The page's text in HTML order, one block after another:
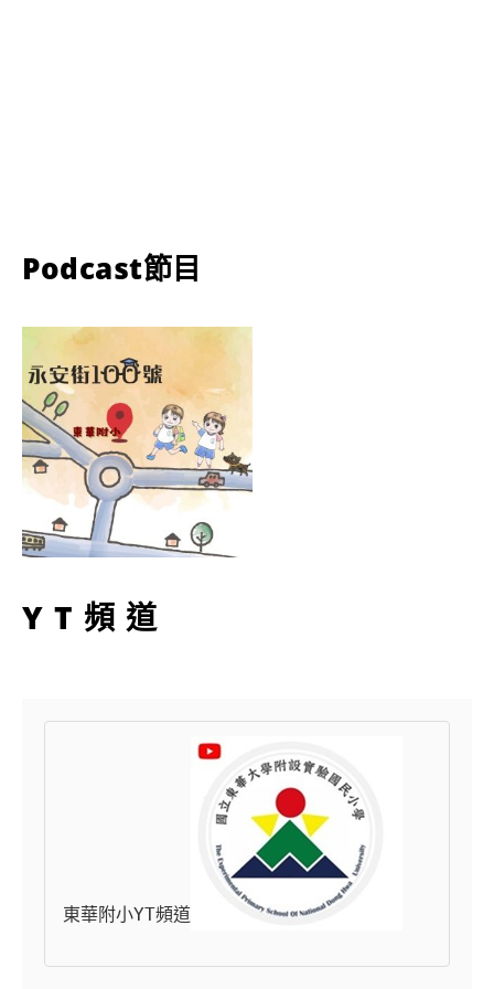
Podcast節目
YT頻道
東華附小YT頻道